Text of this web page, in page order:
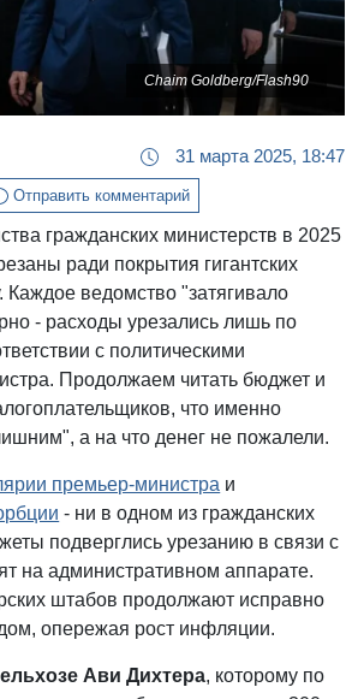
Chaim Goldberg/Flash90
31 марта 2025, 18:47
Отправить комментарий
гражданских министерств в 2025
ради покрытия гигантских
Каждое ведомство "затягивало
- расходы урезались лишь по
с политическими
Продолжаем читать бюджет и
что именно
а на что денег не пожалели.
премьер-министра и
- ни в одном из гражданских
подверглись урезанию в связи с
на административном аппарате.
штабов продолжают исправно
опережая рост инфляции.
Ави Дихтера, которому по